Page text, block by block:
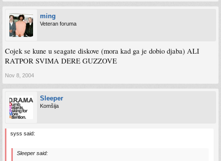
ming
Veteran foruma
Cojek se kune u seagate diskove (mora kad ga je dobio djaba) ALI
RATPOR SVIMA DERE GUZZOVE
Nov 8, 2004
Sleeper
Komšija
syss said:
Sleeper said: